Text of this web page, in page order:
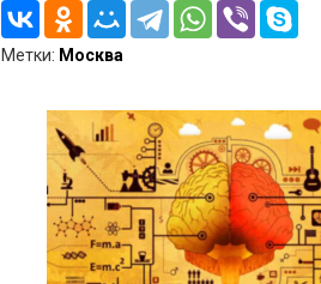
Метки: Москва